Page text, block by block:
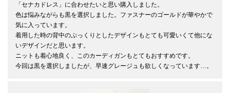
「セナカドレス」に合わせたいと思い購入しました。
色は悩みながらも黒を選択しました。ファスナーのゴールドが華やかで
気に入っています。
着用した時の背中のぷっくりとしたデザインもとても可愛いくて他にな
いデザインだと思います。
ニットも着心地良く、このカーディガンもとてもおすすめです。
今回は黒を選択しましたが、早速グレージュも欲しくなっています…。